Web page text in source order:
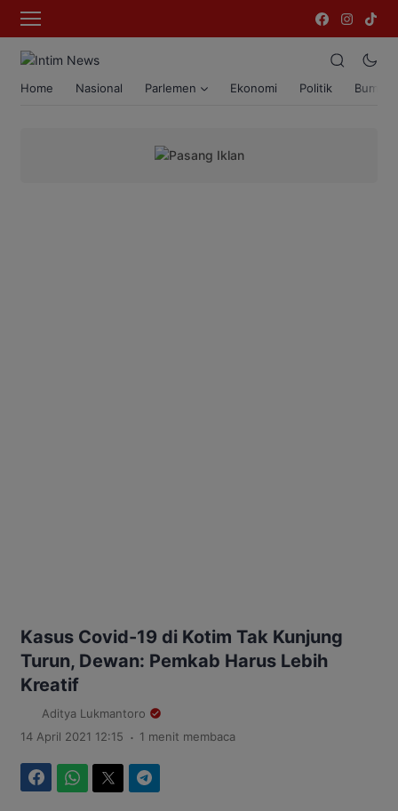
Home Nasional Parlemen Ekonomi Politik Bumi
Kasus Covid-19 di Kotim Tak Kunjung
Turun, Dewan: Pemkab Harus Lebih
Kreatif
Aditya Lukmantoro
14 April 2021 12:15 . 1 menit membaca